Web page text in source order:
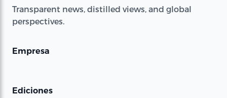
Transparent news, distilled views, and global
perspectives.
Empresa
Ediciones